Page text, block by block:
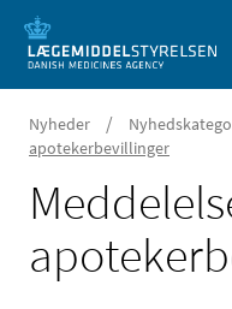
Nyheder /
apotekerbevillinger